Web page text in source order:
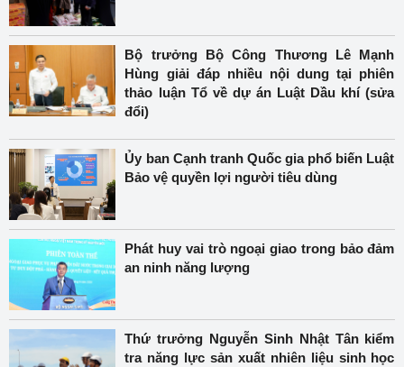
Bộ trưởng Bộ Công Thương Lê Mạnh
Hùng giải đáp nhiều nội dung tại phiên
thảo luận Tổ về dự án Luật Dầu khí (sửa
đổi)
Ủy ban Cạnh tranh Quốc gia phổ biến Luật
Bảo vệ quyền lợi người tiêu dùng
Phát huy vai trò ngoại giao trong bảo đảm
an ninh năng lượng
Thứ trưởng Nguyễn Sinh Nhật Tân kiểm
tra năng lực sản xuất nhiên liệu sinh học